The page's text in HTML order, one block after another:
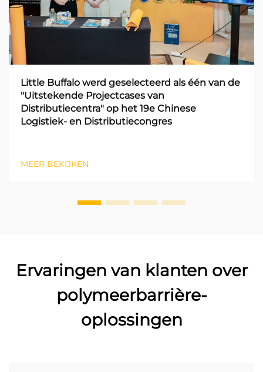
Little Buffalo werd geselecteerd als één van de
"Uitstekende Projectcases van
Distributiecentra" op het 19e Chinese
Logistiek- en Distributiecongres
MEER BEKIJKEN
Ervaringen van klanten over
polymeerbarrière-
oplossingen